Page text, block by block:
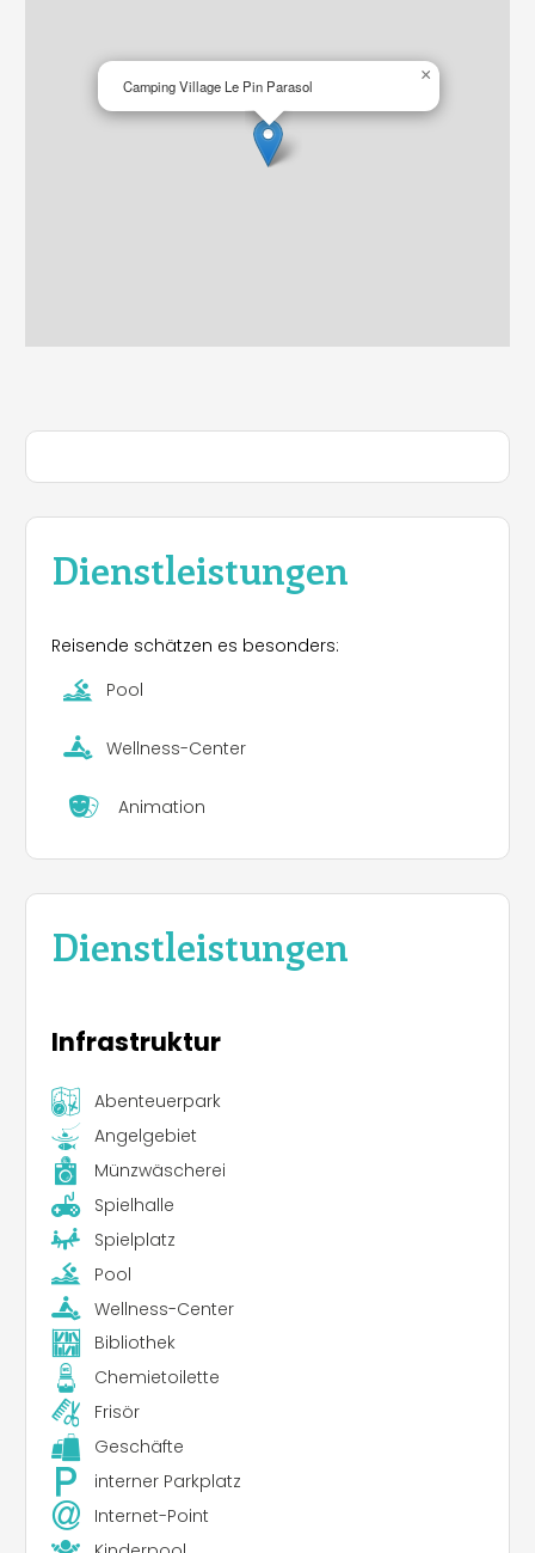
Dienstleistungen
Reisende schätzen es besonders:
Pool
Wellness-Center
Animation
Dienstleistungen
Infrastruktur
Abenteuerpark
Angelgebiet
Münzwäscherei
Spielhalle
Spielplatz
Pool
Wellness-Center
Bibliothek
Chemietoilette
Frisör
Geschäfte
interner Parkplatz
Internet-Point
Camping Village Le Pin Parasol
×